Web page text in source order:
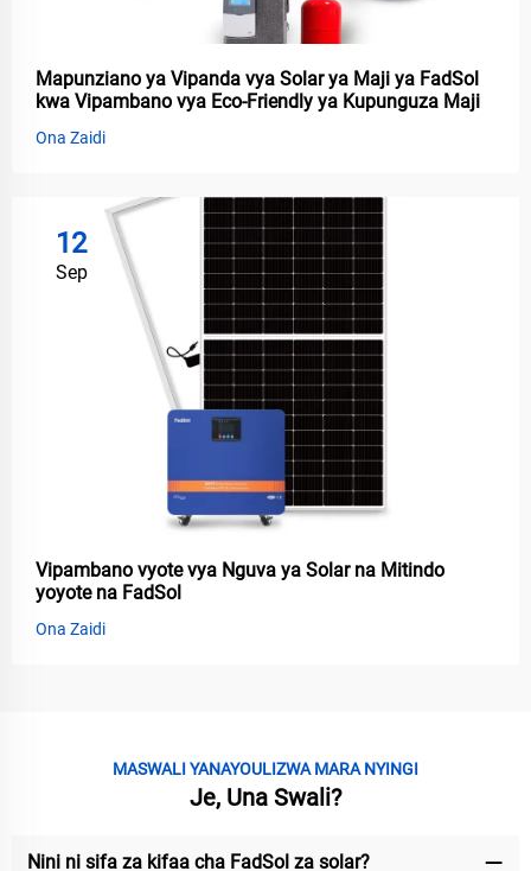
Mapunziano ya Vipanda vya Solar ya Maji ya FadSol
kwa Vipambano vya Eco-Friendly ya Kupunguza Maji
Ona Zaidi
12
Sep
Vipambano vyote vya Nguva ya Solar na Mitindo
yoyote na FadSol
Ona Zaidi
MASWALI YANAYOULIZWA MARA NYINGI
Je, Una Swali?
Nini ni sifa za kifaa cha FadSol za solar?